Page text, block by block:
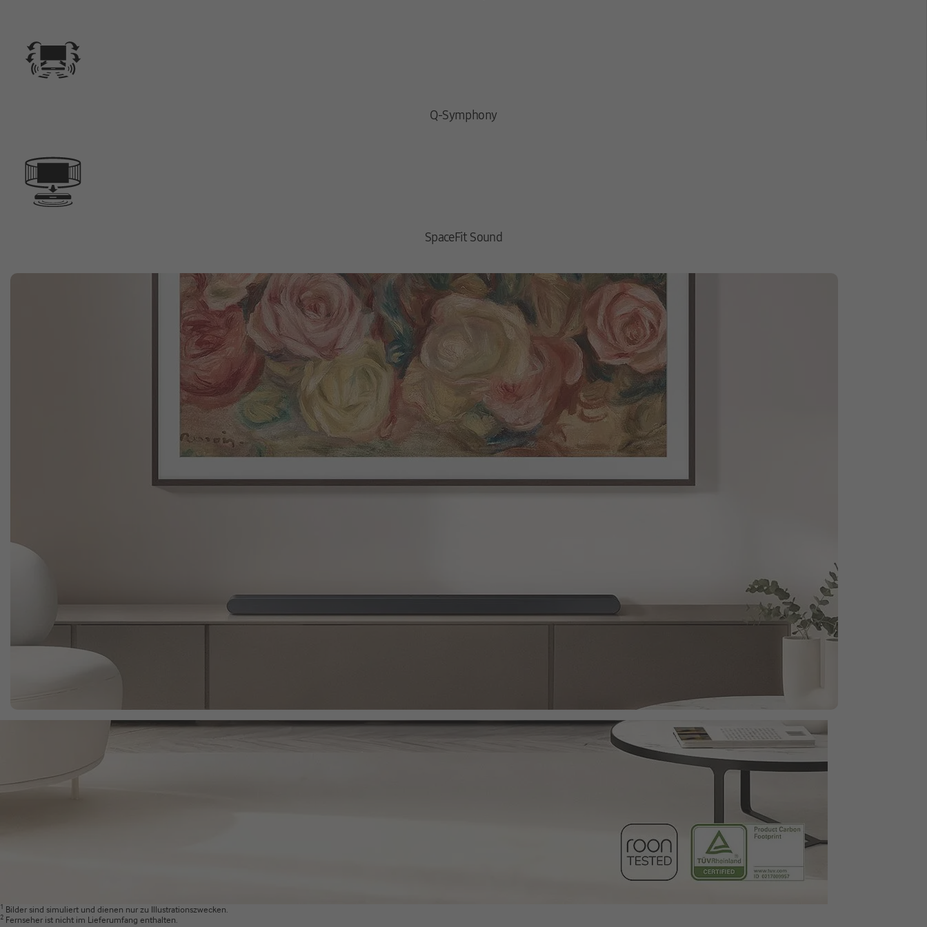
Der integrierte Center Speaker kann Stimmen in unterschiedlichen Szenen anpassen. So kannst du Dialoge jederzeit klar hören – sei es in den Nachrichten oder in einem actiongeladenen Thriller.
Adaptive Sound
Adaptive Sound passt den Sound deiner Lieblingsinhalte automatisch an. Dazu analysiert die Technologie die Tonspur Szene für Szene. Das macht sich auch in leisen Dialogen bemerkbar, die so klar
Innovativer Sound von unseren Ingenieuren entwickelt.
Unsere Audio-Ingenieure haben im Samsung Audio Lab in Kalifornien fortschrittliche Akustik-Technologien getestet und optimiert, um dir einen ausgewogenen und raumfüllenden Sound liefern zu können.
Das Audio Lab von Samsung Research America widmet sich der Entwicklung neuer Audiotechnologien, der Verbesserung der Klangqualität und ist zugleich führend in der Weiterentwicklung der
Paradigmen des Audiomarktes.
auch zum Streamen von Audioinhalten verwenden, einschließlich der Songs, die du liebst. Oder stelle eine Verbindung zu AirPlay her, um Audio zu streamen – tippe einfach auf das AirPlay-Symbol auf
deinem Apple-Gerät. Mit Apple AirPlay kannst du deine Lieblingsmusik oder Podcasts von deinem iPhone oder iPad aus genießen.
Verbinde dich mühelos mit deinem kompatiblen iPhone.
Sobald du AirPlay aktivierst, kannst du deinen Audio-Content bequem und kabellos von deinem iPhone und anderen kompatiblen Apple-Geräten streamen.
Deine Lieblings-Audioinhalte mit nur einem Antippen
Genieße mit Tap Sound deine Musik auf eine spielend leichte Art und Weise. Während du deinen Lieblingssong auf dem kompatiblen Smartphone abspielst, kannst du es einfach an die Soundbar halten
und so den Song schnell übertragen, damit du ihn in eindrucksvoller Soundqualität über die Soundbar genießen kannst.
Leistungsstarke, nach oben abstrahlende Lautsprecher, Acoustic-Beam-Technologie und die starken Tieftöner der Soundbar bieten dir einen perfekt auf dein Gaming abgestimmten 3D-Sound. Spüre das
Du kannst dein Audiogerät mit SmartThings via Wi-Fi verbinden, um es von deinem kompatiblen Smartphone aus zu steuern. Reguliere etwa die Lautstärke, wenn du nicht in der Nähe bist, oder koppele
Eine Fernbedienung für alle Samsung Endgeräte
Hier brauchst du nur eine Fernbedienung. Wichtige Funktionen, wie etwa das An- und Abschalten, die Lautstärke und auch die Soundeffekte kannst du ganz einfach und intuitiv mit der Samsung One
Remote Control steuern.
Verabschiede dich von unnötigem Kabelsalat in deinem Wohnraum. Verbinde deine Soundbar in wenigen Schritten kabellos über WLAN oder Bluetooth® mit deinem TV und genieße perfekt
synchronisierten Sound sowie einen aufgeräumten Look.*
* Nur kompatibel mit ausgewählten Samsung TVs. Besuche samsung.de für mehr Informationen.
Kabelloser Surround-Sound
Stelle eine drahtlose Verbindung zu den hinteren Lautsprechern her, um ein noch besseres Kinoerlebnis zu genießen. Bei Soundbars des Jahrgangs 2024 kannst du zusätzlich die Klangmodi „Private Rear
** Der zusätzliche Kauf des Samsung Wireless Rear Speaker Kit SWA-9500S (Q700D↑, S800D/801D) bzw. SWA-9200S (S700D/701D, S60D/61D) ist erforderlich.
Q-Symphony
SpaceFit Sound
1 Bilder sind simuliert und dienen nur zu Illustrationszwecken.
2 Fernseher ist nicht im Lieferumfang enthalten.